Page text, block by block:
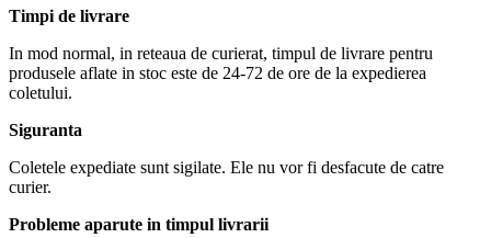
Timpi de livrare
In mod normal, in reteaua de curierat, timpul de livrare pentru
produsele aflate in stoc este de 24-72 de ore de la expedierea
coletului.
Siguranta
Coletele expediate sunt sigilate. Ele nu vor fi desfacute de catre
curier.
Probleme aparute in timpul livrarii